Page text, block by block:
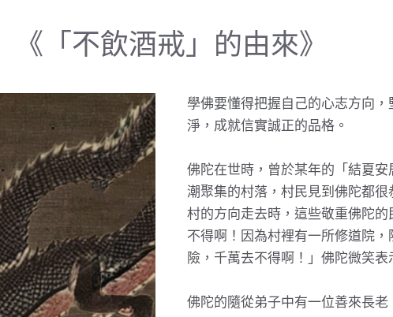
《「不飲酒戒」的由來》
學佛要懂得把握自己的心志方向
淨，成就信實誠正的品格。
佛陀在世時，曾於某年的「結夏
潮聚集的村落，村民見到佛陀都
村的方向走去時，這些敬重佛陀
不得啊！因為村裡有一所修道院
險，千萬去不得啊！」佛陀微笑
佛陀的隨從弟子中有一位善來長